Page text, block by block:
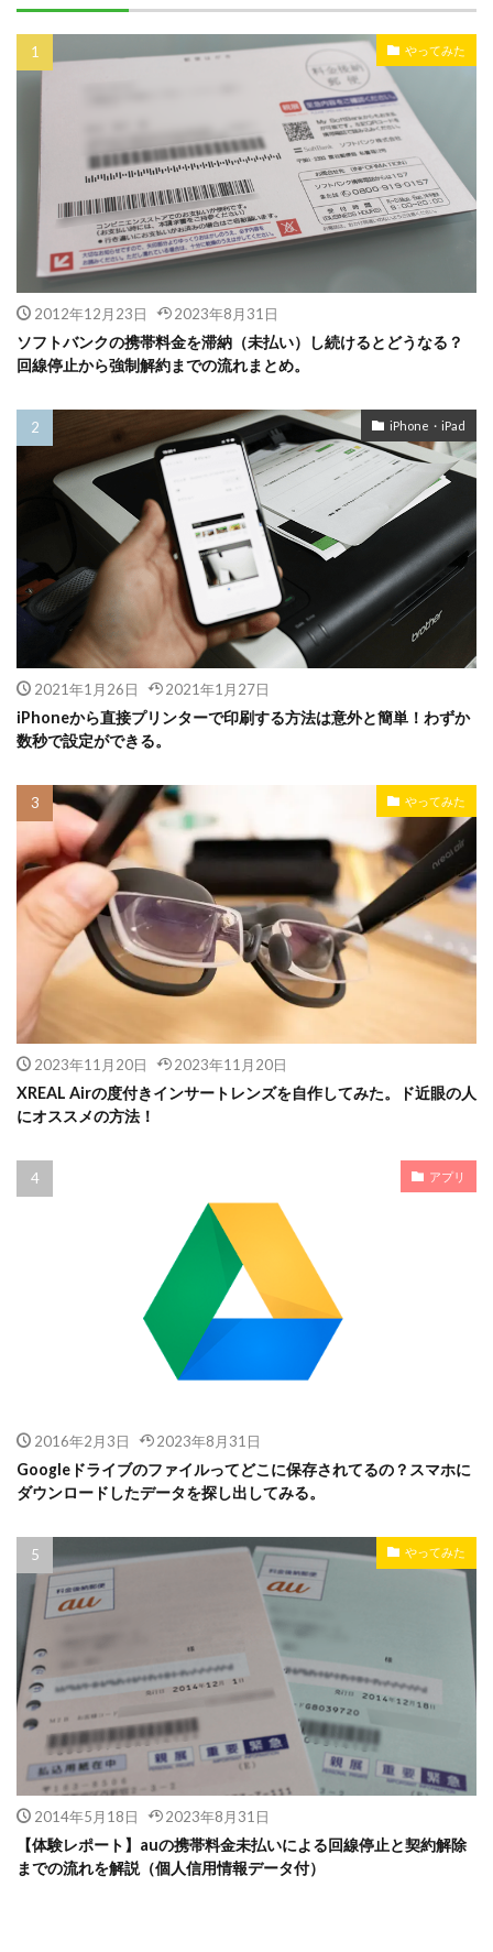
やってみた
2012年12月23日 2023年8月31日
ソフトバンクの携帯料金を滞納（未払い）し続けるとどうなる？
回線停止から強制解約までの流れまとめ。
iPhone・iPad
2021年1月26日 2021年1月27日
iPhoneから直接プリンターで印刷する方法は意外と簡単！わずか
数秒で設定ができる。
やってみた
2023年11月20日 2023年11月20日
XREAL Airの度付きインサートレンズを自作してみた。ド近眼の人
にオススメの方法！
アプリ
2016年2月3日 2023年8月31日
Googleドライブのファイルってどこに保存されてるの？スマホに
ダウンロードしたデータを探し出してみる。
やってみた
2014年5月18日 2023年8月31日
【体験レポート】auの携帯料金未払いによる回線停止と契約解除
までの流れを解説（個人信用情報データ付）